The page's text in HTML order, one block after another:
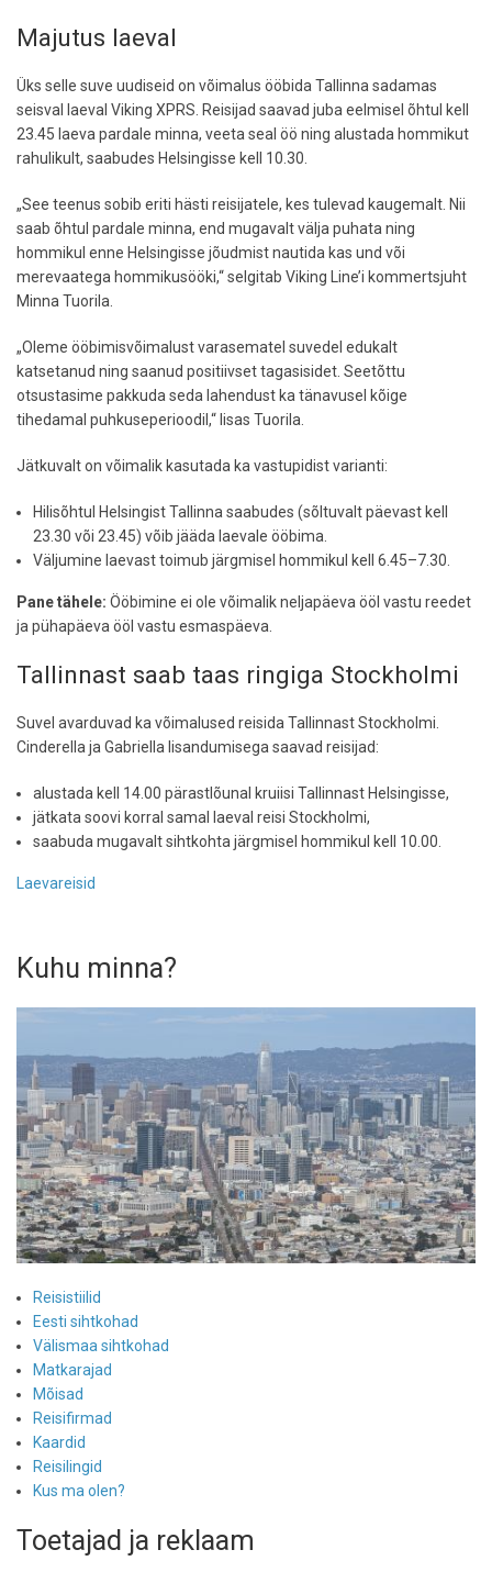
Majutus laeval
Üks selle suve uudiseid on võimalus ööbida Tallinna sadamas
seisval laeval Viking XPRS. Reisijad saavad juba eelmisel õhtul kell
23.45 laeva pardale minna, veeta seal öö ning alustada hommikut
rahulikult, saabudes Helsingisse kell 10.30.
„See teenus sobib eriti hästi reisijatele, kes tulevad kaugemalt. Nii
saab õhtul pardale minna, end mugavalt välja puhata ning
hommikul enne Helsingisse jõudmist nautida kas und või
merevaatega hommikusööki,“ selgitab Viking Line’i kommertsjuht
Minna Tuorila.
„Oleme ööbimisvõimalust varasematel suvedel edukalt
katsetanud ning saanud positiivset tagasisidet. Seetõttu
otsustasime pakkuda seda lahendust ka tänavusel kõige
tihedamal puhkuseperioodil,“ lisas Tuorila.
Jätkuvalt on võimalik kasutada ka vastupidist varianti:
Hilisõhtul Helsingist Tallinna saabudes (sõltuvalt päevast kell
23.30 või 23.45) võib jääda laevale ööbima.
Väljumine laevast toimub järgmisel hommikul kell 6.45–7.30.
Pane tähele: Ööbimine ei ole võimalik neljapäeva ööl vastu reedet
ja pühapäeva ööl vastu esmaspäeva.
Tallinnast saab taas ringiga Stockholmi
Suvel avarduvad ka võimalused reisida Tallinnast Stockholmi.
Cinderella ja Gabriella lisandumisega saavad reisijad:
alustada kell 14.00 pärastlõunal kruiisi Tallinnast Helsingisse,
jätkata soovi korral samal laeval reisi Stockholmi,
saabuda mugavalt sihtkohta järgmisel hommikul kell 10.00.
Laevareisid
Kuhu minna?
Reisistiilid
Eesti sihtkohad
Välismaa sihtkohad
Matkarajad
Mõisad
Reisifirmad
Kaardid
Reisilingid
Kus ma olen?
Toetajad ja reklaam